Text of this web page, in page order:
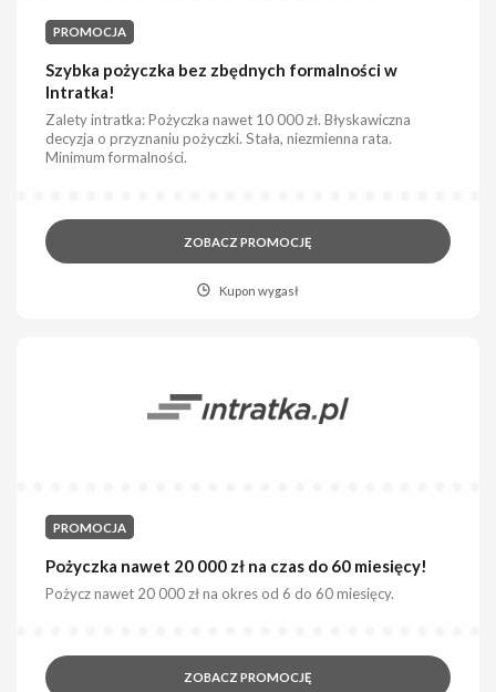
PROMOCJA
Szybka pożyczka bez zbędnych formalności w
Intratka!
Zalety intratka: Pożyczka nawet 10 000 zł. Błyskawiczna
decyzja o przyznaniu pożyczki. Stała, niezmienna rata.
Minimum formalności.
ZOBACZ PROMOCJĘ
Kupon wygasł
PROMOCJA
Pożyczka nawet 20 000 zł na czas do 60 miesięcy!
Pożycz nawet 20 000 zł na okres od 6 do 60 miesięcy.
ZOBACZ PROMOCJĘ